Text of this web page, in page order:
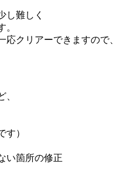
し難しく
。
クリアーできますので
、
）
い箇所の修正